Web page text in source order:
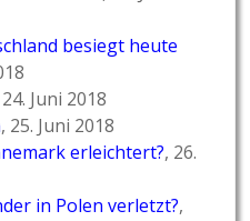
besiegt heute
Juni 2018
, 25. Juni 2018
erleichtert?, 26.
in Polen verletzt?,